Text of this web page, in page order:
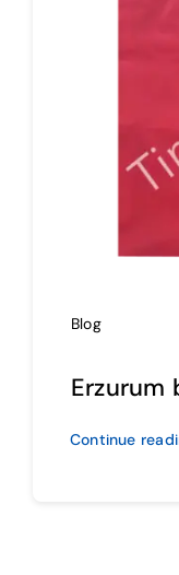
Blog
Erzurum
Continue